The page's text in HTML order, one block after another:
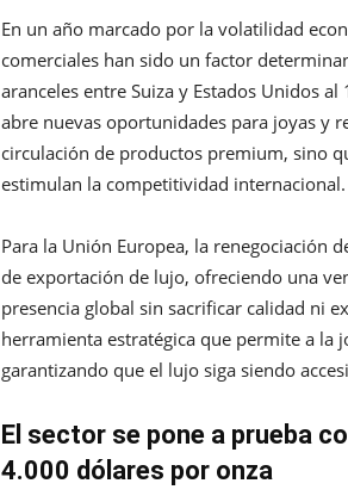
En un año marcado por la volatilidad
comerciales han sido un factor
aranceles entre Suiza y Estados Unidos
abre nuevas oportunidades para joyas y
circulación de productos premium, sino
estimulan la competitividad internacional.
Para la Unión Europea, la renegociación
de exportación de lujo, ofreciendo una
presencia global sin sacrificar calidad ni
herramienta estratégica que permite a
garantizando que el lujo siga siendo
El sector se pone a prueba
4.000 dólares por onza